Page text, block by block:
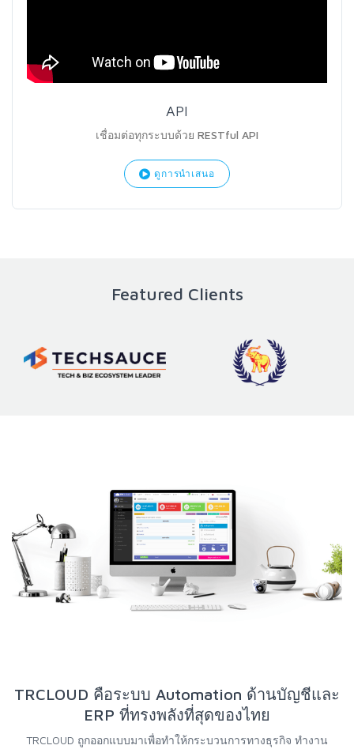
API
เชื่อมต่อทุกระบบด้วย RESTful API
ดูการนำเสนอ
Featured Clients
TRCLOUD คือระบบ Automation ด้านบัญชีและ
ERP ที่ทรงพลังที่สุดของไทย
TRCLOUD ถูกออกแบบมาเพื่อทำให้กระบวนการทางธุรกิจ ทำงาน